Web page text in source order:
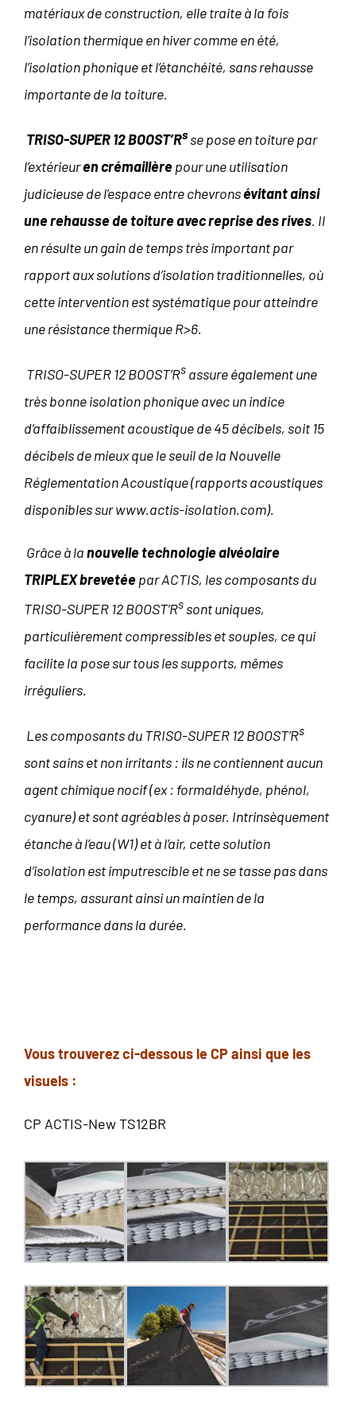
matériaux de construction, elle traite à la fois
l’isolation thermique en hiver comme en été,
l’isolation phonique et l’étanchéité, sans rehausse
importante de la toiture.
TRISO-SUPER 12 BOOST’Rs se pose en toiture par
l’extérieuren crémaillèrepour une utilisation
judicieuse de l’espace entre chevronsévitant ainsi
une rehausse de toitureavec reprise des rives. Il
en résulte un gain de temps très important par
rapport aux solutions d’isolation traditionnelles, où
cette intervention est systématique pour atteindre
une résistance thermique R>6.
TRISO-SUPER 12 BOOST’Rs assure également une
très bonne isolation phonique avec un indice
d’affaiblissement acoustique de 45 décibels, soit 15
décibels de mieux que le seuil de la Nouvelle
Réglementation Acoustique (rapports acoustiques
disponibles sur www.actis-isolation.com).
Grâce à lanouvelle technologie alvéolaire
TRIPLEX brevetéepar ACTIS, les composants du
TRISO-SUPER 12 BOOST’Rs sont uniques,
particulièrement compressibles et souples, ce qui
facilite la pose sur tous les supports, mêmes
irréguliers.
Les composants du TRISO-SUPER 12 BOOST’Rs
sont sains et non irritants : ils ne contiennent aucun
agent chimique nocif (ex : formaldéhyde, phénol,
cyanure) et sont agréables à poser. Intrinsèquement
étanche à l’eau (W1) et à l’air, cette solution
d’isolation est imputrescible et ne se tasse pas dans
le temps, assurant ainsi un maintien de la
performance dans la durée.
Vous trouverez ci-dessous le CP ainsi que les
visuels :
CP ACTIS-New TS12BR